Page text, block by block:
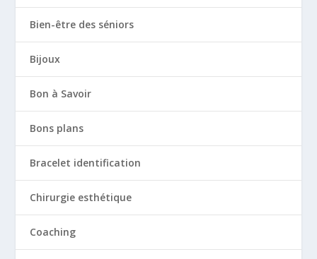
Bien-être des séniors
Bijoux
Bon à Savoir
Bons plans
Bracelet identification
Chirurgie esthétique
Coaching